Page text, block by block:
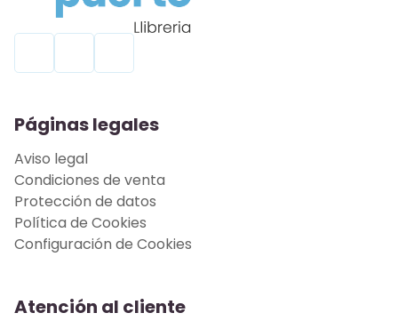
Páginas legales
Aviso legal
Condiciones de venta
Protección de datos
Política de Cookies
Configuración de Cookies
Atención al cliente